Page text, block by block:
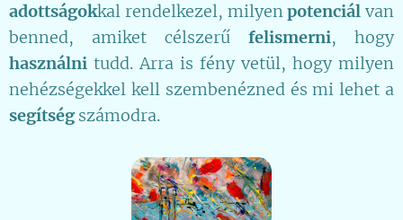
adottságokkal rendelkezel, milyenpotenciál van
benned, amiket célszerű felismerni, hogy
használni tudd. Arra is fény vetül, hogy milyen
nehézségekkel kell szembenézned és mi lehet a
segítség számodra.